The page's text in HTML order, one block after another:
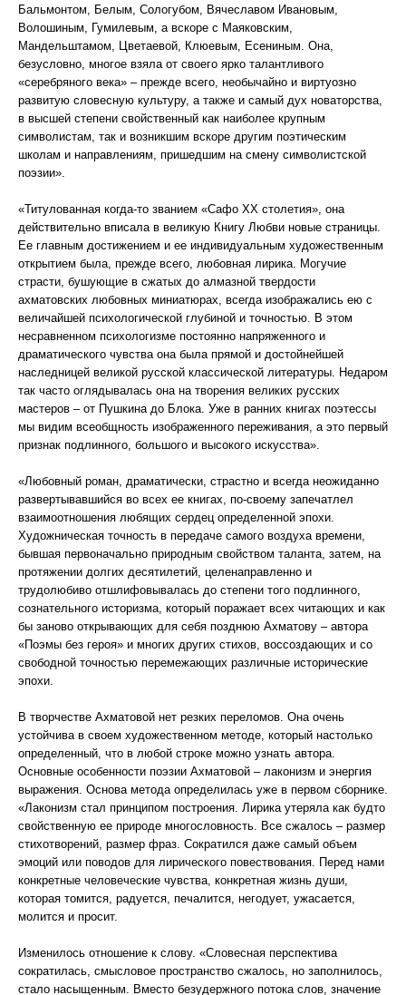
Бальмонтом, Белым, Сологубом, Вячеславом Ивановым,
Волошиным, Гумилевым, а вскоре с Маяковским,
Мандельштамом, Цветаевой, Клюевым, Есениным. Она,
безусловно, многое взяла от своего ярко талантливого
«серебряного века» – прежде всего, необычайно и виртуозно
развитую словесную культуру, а также и самый дух новаторства,
в высшей степени свойственный как наиболее крупным
символистам, так и возникшим вскоре другим поэтическим
школам и направлениям, пришедшим на смену символистской
поэзии».
«Титулованная когда-то званием «Сафо XX столетия», она
действительно вписала в великую Книгу Любви новые страницы.
Ее главным достижением и ее индивидуальным художественным
открытием была, прежде всего, любовная лирика. Могучие
страсти, бушующие в сжатых до алмазной твердости
ахматовских любовных миниатюрах, всегда изображались ею с
величайшей психологической глубиной и точностью. В этом
несравненном психологизме постоянно напряженного и
драматического чувства она была прямой и достойнейшей
наследницей великой русской классической литературы. Недаром
так часто оглядывалась она на творения великих русских
мастеров – от Пушкина до Блока. Уже в ранних книгах поэтессы
мы видим всеобщность изображенного переживания, а это первый
признак подлинного, большого и высокого искусства».
«Любовный роман, драматически, страстно и всегда неожиданно
развертывавшийся во всех ее книгах, по-своему запечатлел
взаимоотношения любящих сердец определенной эпохи.
Художническая точность в передаче самого воздуха времени,
бывшая первоначально природным свойством таланта, затем, на
протяжении долгих десятилетий, целенаправленно и
трудолюбиво отшлифовывалась до степени того подлинного,
сознательного историзма, который поражает всех читающих и как
бы заново открывающих для себя позднюю Ахматову – автора
«Поэмы без героя» и многих других стихов, воссоздающих и со
свободной точностью перемежающих различные исторические
эпохи.
В творчестве Ахматовой нет резких переломов. Она очень
устойчива в своем художественном методе, который настолько
определенный, что в любой строке можно узнать автора.
Основные особенности поэзии Ахматовой – лаконизм и энергия
выражения. Основа метода определилась уже в первом сборнике.
«Лаконизм стал принципом построения. Лирика утеряла как будто
свойственную ее природе многословность. Все сжалось – размер
стихотворений, размер фраз. Сократился даже самый объем
эмоций или поводов для лирического повествования. Перед нами
конкретные человеческие чувства, конкретная жизнь души,
которая томится, радуется, печалится, негодует, ужасается,
молится и просит.
Изменилось отношение к слову. «Словесная перспектива
сократилась, смысловое пространство сжалось, но заполнилось,
стало насыщенным. Вместо безудержного потока слов, значение